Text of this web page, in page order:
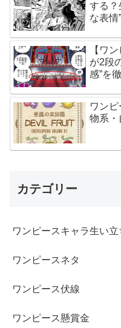
する？
な表情
【ワ
が2段
感”を
ワン
物系・
カテゴリー
ワンピースキャラ生い立
ワンピースネタ
ワンピース伏線
ワンピース懸賞金